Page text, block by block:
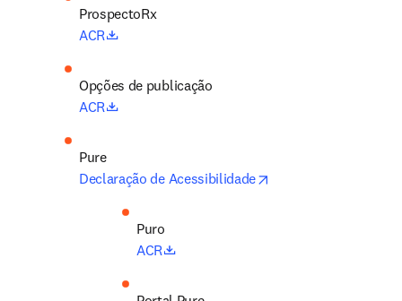
ProspectoRx
ACR
Opções de publicação
ACR
Pure
Declaração de Acessibilidade
Puro
ACR